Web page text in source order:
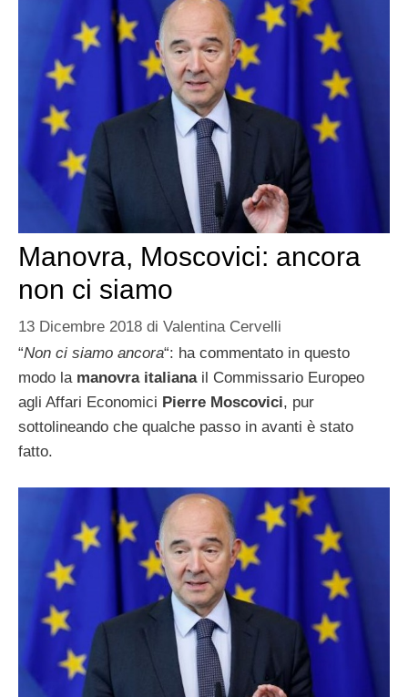
Manovra, Moscovici: ancora
non ci siamo
13 Dicembre 2018 di Valentina Cervelli
“Non ci siamo ancora“: ha commentato in questo
modo lamanovra italianail Commissario Europeo
agli Affari Economici Pierre Moscovici, pur
sottolineando che qualche passo in avanti è stato
fatto.